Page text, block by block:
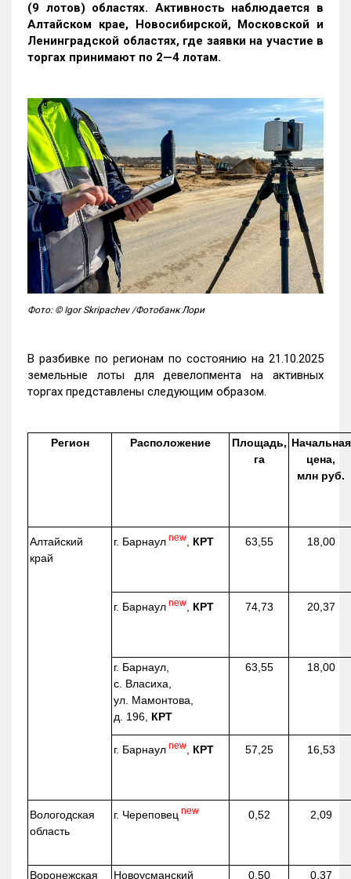
(9 лотов) областях. Активность наблюдается в
Алтайском крае, Новосибирской, Московской и
Ленинградской областях, где заявки на участие в
торгах принимают по 2—4 лотам.
Фото: © Igor Skripachev /Фотобанк Лори
В разбивке по регионам по состоянию на 21.10.2025
земельные лоты для девелопмента на активных
торгах представлены следующим образом.
Регион Расположение
Площадь,
га
Начальная
цена,
млн руб.
Алтайский
край
г. Барнаул new КРТ 63,55 18,00
г. Барнаул new КРТ 74,73 20,37
г. Барнаул,
с. Власиха,
ул. Мамонтова,
д. 196, КРТ
63,55 18,00
г. Барнаул new КРТ 57,25 16,53
Вологодская
область
г. Череповец new 0,52 2,09
Воронежская Новоусманский 0,50 0,37